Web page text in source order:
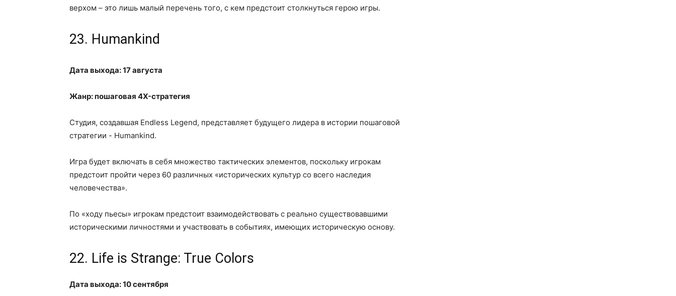
верхом – это лишь малый перечень того, с кем предстоит столкнуться герою игры.
23. Humankind
Дата выхода: 17 августа
Жанр: пошаговая 4X-стратегия
Студия, создавшая Endless Legend, представляет будущего лидера в истории пошаговой
стратегии - Humankind.
Игра будет включать в себя множество тактических элементов, поскольку игрокам
предстоит пройти через 60 различных «исторических культур со всего наследия
человечества».
По «ходу пьесы» игрокам предстоит взаимодействовать с реально существовавшими
историческими личностями и участвовать в событиях, имеющих историческую основу.
22. Life is Strange: True Colors
Дата выхода: 10 сентября